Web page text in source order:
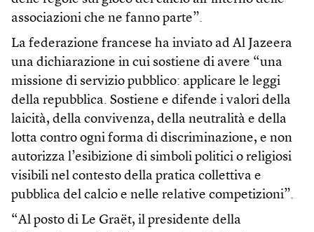
associazioni che ne fanno parte”.
La federazione francese ha inviato ad Al Jazeera
una dichiarazione in cui sostiene di avere “una
missione di servizio pubblico: applicare le leggi
della repubblica. Sostiene e difende i valori della
laicità, della convivenza, della neutralità e della
lotta contro ogni forma di discriminazione, e non
autorizza l’esibizione di simboli politici o religiosi
visibili nel contesto della pratica collettiva e
pubblica del calcio e nelle relative competizioni”.
“Al posto di Le Graët, il presidente della